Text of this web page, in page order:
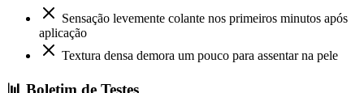
Sensação levemente colante nos primeiros minutos após
aplicação
Textura densa demora um pouco para assentar na pele
📊 Boletim de Testes